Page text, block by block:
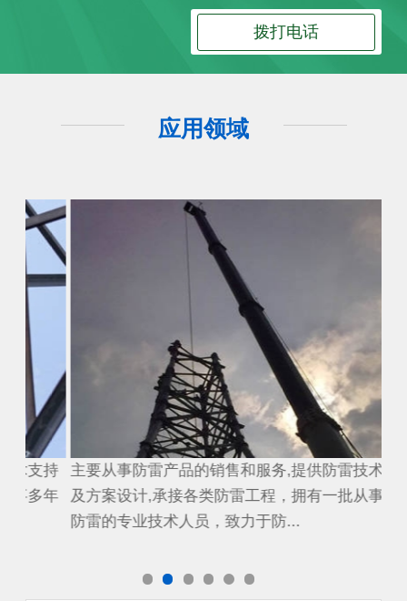
拨打电话
应用领域
避雷工程
主要从事防雷产品的销售和服务,提供防雷技术支持
及方案设计,承接各类防雷工程，拥有一批从事多年
防雷的专业技术人员，致力于防...